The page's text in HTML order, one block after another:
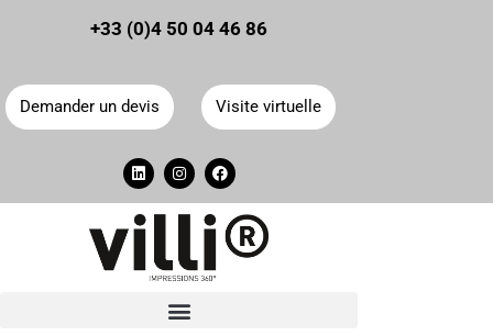
Panneau de gestion des cookies
+33 (0)4 50 04 46 86
Demander un devis Visite virtuelle